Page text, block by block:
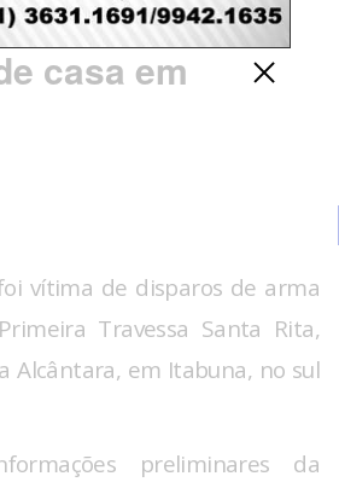
casa em
vítima de disparos de arma
Travessa Santa Rita,
Alcântara, em Itabuna, no sul
preliminares da